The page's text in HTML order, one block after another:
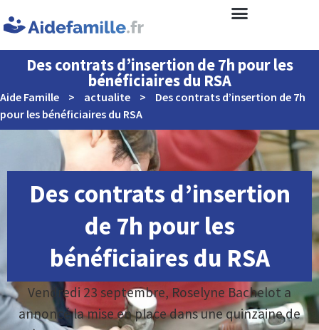
Des contrats d’insertion de 7h pour les
bénéficiaires du RSA
Aide Famille > actualite >
Des contrats d’insertion de 7h
pour les bénéficiaires du RSA
Des contrats d’insertion
de 7h pour les
bénéficiaires du RSA
Vendredi 23 septembre, Roselyne Bachelot a
annoncé la mise en place dans une quinzaine de